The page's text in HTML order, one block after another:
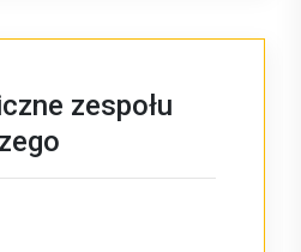
zespołu